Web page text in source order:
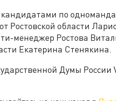
по
Ростовской области
менеджер Ростова
Екатерина Стенякина.
Думы России